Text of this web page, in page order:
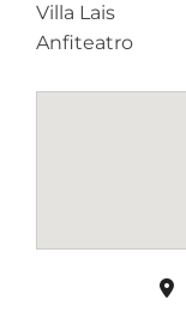
Villa Lais
Anfiteatro